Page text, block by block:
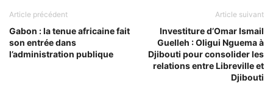
Article précédent
Gabon : la tenue africaine fait
son entrée dans
l’administration publique
Article suivant
Investiture d’Omar Ismail
Guelleh : Oligui Nguema à
Djibouti pour consolider les
relations entre Libreville et
Djibouti